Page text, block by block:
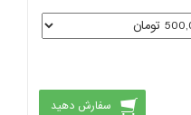
سفارش دهید